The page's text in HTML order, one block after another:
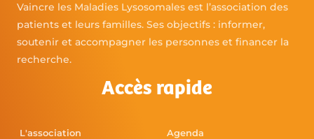
Vaincre les Maladies Lysosomales est l’association des
patients et leurs familles. Ses objectifs : informer,
soutenir et accompagner les personnes et financer la
recherche.
Accès rapide
L'association Agenda